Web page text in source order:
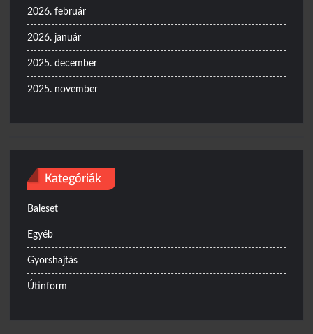
2026. február
2026. január
2025. december
2025. november
Kategóriák
Baleset
Egyéb
Gyorshajtás
Útinform